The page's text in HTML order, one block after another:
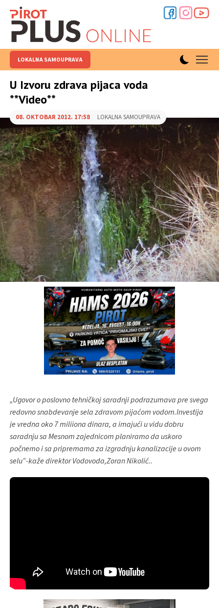
LOKALNA SAMOUPRAVA
U Izvoru zdrava pijaca voda
**Video**
08. OKTOBAR 2012. 17:58 LOKALNA SAMOUPRAVA
„Ugovor o poslovno tehničkoj saradnji podrazumava pre svega
redovno snabdevanje sela zdravom pijaćom vodom.Investija
je vredna oko 7 miliiona dinara, a imajući u vidu dobru
saradnju sa Mesnom zajednicom planiramo da uskoro
počnemo i sa pripremama za izgradnju kanalizacije u ovom
selu“-kaže direktor Vodovoda,Zoran Nikolić..